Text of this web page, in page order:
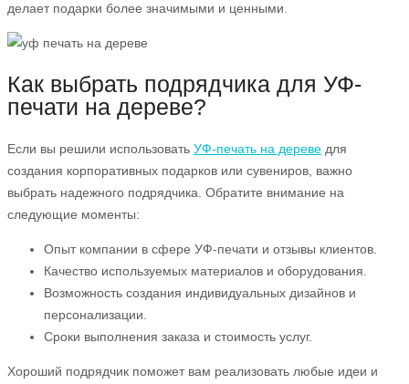
делает подарки более значимыми и ценными.
Как выбрать подрядчика для УФ-
печати на дереве?
Если вы решили использовать УФ-печать на дереве для
создания корпоративных подарков или сувениров, важно
выбрать надежного подрядчика. Обратите внимание на
следующие моменты:
Опыт компании в сфере УФ-печати и отзывы клиентов.
Качество используемых материалов и оборудования.
Возможность создания индивидуальных дизайнов и
персонализации.
Сроки выполнения заказа и стоимость услуг.
Хороший подрядчик поможет вам реализовать любые идеи и